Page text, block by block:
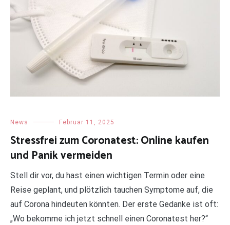
News Februar 11, 2025
Stressfrei zum Coronatest: Online kaufen
und Panik vermeiden
Stell dir vor, du hast einen wichtigen Termin oder eine
Reise geplant, und plötzlich tauchen Symptome auf, die
auf Corona hindeuten könnten. Der erste Gedanke ist oft:
„Wo bekomme ich jetzt schnell einen Coronatest her?“